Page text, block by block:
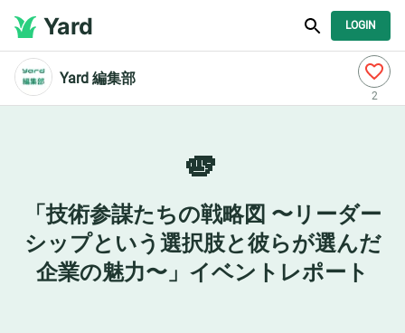
Yard LOGIN
Yard 編集部
2
🫵
「技術参謀たちの戦略図 〜リーダー
シップという選択肢と彼らが選んだ
企業の魅力〜」イベントレポート